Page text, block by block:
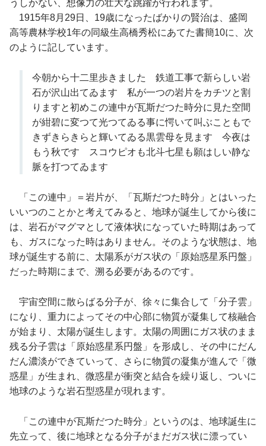
うしかない、想像力の壮大な跳躍が行われます。
1915年8月29日、19歳になったばかりの賢治は、盛岡
高等農林学校1年の同級生高橋秀松にあてた書簡10に、次
のように記しています。
今朝から十二里歩きました 鉄道工事で新らしい岩
石が沢山出てゐます 私が一つの岩片をカチツと割
りますと初めこの連中が瓦斯だつた時分に見た空間
が紺碧に変つて光つてゐる事に愕いて叫ぶこともで
きずきらきらと輝いてゐる黒雲母を見ます 今夜は
もう秋です スコウピオも北斗七星も願はしい静な
脈を打つてゐます
「この連中」＝岩片が、「瓦斯だつた時分」とはいった
いいつのことかと考えてみると、地球が誕生してから後に
は、岩石がマグマとして液体状になっていた時期はあって
も、ガスになった時はありません。そのような状態は、地
球が誕生する前に、太陽系がガス状の「原始惑星系円盤」
だった時期にまで、溯る必要があるのです。
宇宙空間に散らばる分子が、徐々に集合して「分子雲」
になり、重力によってその中心部に物質が凝集して核融合
が始まり、太陽が誕生します。太陽の周囲にガス状のまま
残る分子雲は「原始惑星系円盤」を形成し、その中にだん
だん濃淡ができていって、さらに物質の凝集が進んで「微
惑星」が生まれ、微惑星が衝突と結合を繰り返し、ついに
地球のような岩石型惑星が現れます。
「この連中が瓦斯だつた時分」というのは、地球誕生に
先立って、後に地球となる分子がまだガス状に漂ってい